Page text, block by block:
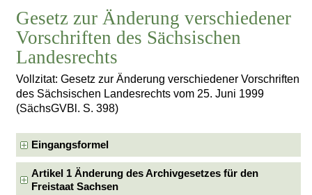
Gesetz zur Änderung verschiedener
Vorschriften des Sächsischen
Landesrechts
Vollzitat: Gesetz zur Änderung verschiedener Vorschriften
des Sächsischen Landesrechts vom 25. Juni 1999
(SächsGVBl. S. 398)
Eingangsformel
Artikel 1 Änderung des Archivgesetzes für den
Freistaat Sachsen